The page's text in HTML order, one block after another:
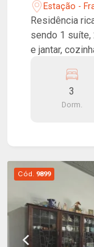
Estação -
Residência
sendo 1
e jantar,
garagem.
3
Dorm.
Cód. 9899